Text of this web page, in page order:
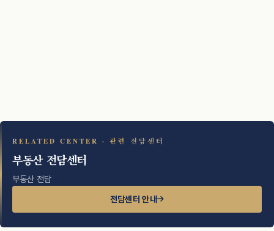
RELATED CENTER · 관련 전담센터
부동산 전담센터
부동산 전담
전담센터 안내